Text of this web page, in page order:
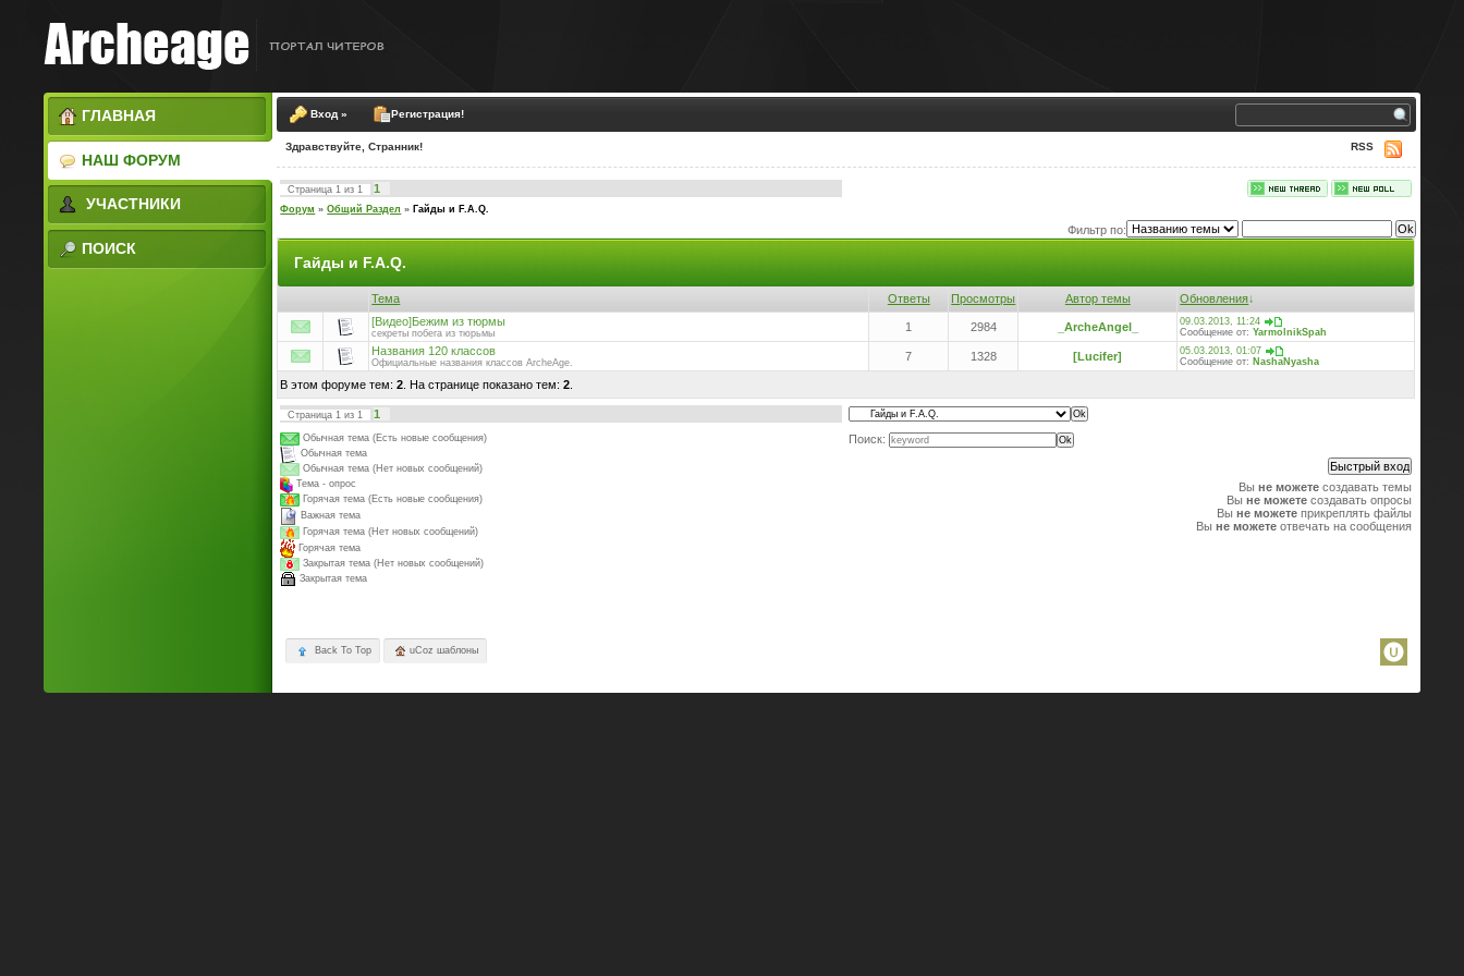
ГЛАВНАЯ
НАШ ФОРУМ
УЧАСТНИКИ
ПОИСК
Вход » Регистрация!
Здравствуйте, Странник! RSS
Страница1 из1 1
Форум » Общий Раздел » Гайды и F.A.Q.
Фильтр по:
Гайды и F.A.Q.
Тема Ответы Просмотры Автор темы Обновления↓
[Видео]Бежим из тюрмы
секреты побега из тюрьмы 1 2984 _ArcheAngel_
09.03.2013, 11:24
Сообщение от:YarmolnikSpah
Названия 120 классов
Официальные названия классов ArcheAge. 7 1328 [Lucifer]
05.03.2013, 01:07
Сообщение от: NashaNyasha
В этом форуме тем:2 . На странице показано тем:2
Страница1 из1 1
Обычная тема (Есть новые сообщения)
Обычная тема
Обычная тема (Нет новых сообщений)
Тема - опрос
Горячая тема (Есть новые сообщения)
Важная тема
Горячая тема (Нет новых сообщений)
Горячая тема
Закрытая тема (Нет новых сообщений)
Закрытая тема
Поиск:
Выне можете создавать темы
Выне можете создавать опросы
Выне можете прикреплять файлы
Выне можете отвечать на сообщения
Back To Top uCoz шаблоны